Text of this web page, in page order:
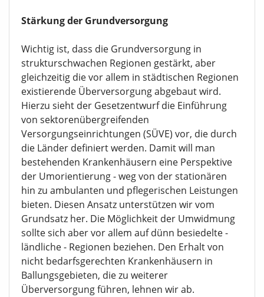
Stärkung der Grundversorgung
Wichtig ist, dass die Grundversorgung in
strukturschwachen Regionen gestärkt, aber
gleichzeitig die vor allem in städtischen Regionen
existierende Überversorgung abgebaut wird.
Hierzu sieht der Gesetzentwurf die Einführung
von sektorenübergreifenden
Versorgungseinrichtungen (SÜVE) vor, die durch
die Länder definiert werden. Damit will man
bestehenden Krankenhäusern eine Perspektive
der Umorientierung - weg von der stationären
hin zu ambulanten und pflegerischen Leistungen
bieten. Diesen Ansatz unterstützen wir vom
Grundsatz her. Die Möglichkeit der Umwidmung
sollte sich aber vor allem auf dünn besiedelte -
ländliche - Regionen beziehen. Den Erhalt von
nicht bedarfsgerechten Krankenhäusern in
Ballungsgebieten, die zu weiterer
Überversorgung führen, lehnen wir ab.